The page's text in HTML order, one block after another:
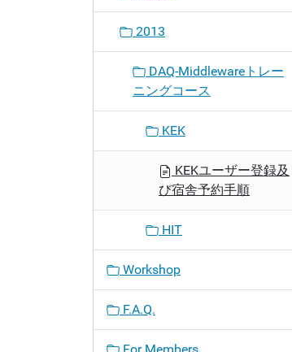
2013
DAQ-Middlewareトレー
ニングコース
KEK
KEKユーザー登録及
び宿舎予約手順
HIT
Workshop
F.A.Q.